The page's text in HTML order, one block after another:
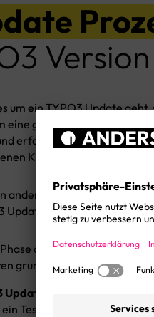
Version
um ein TYPO3 Update
eine gewisse Komplexität
erfahrenen TYPO3
Kriterien erfüllen und
anders und sehr TYPO3
des TYPO3 Updates
grundlegende Fragen für
Update Probelauf:
Um das
Test des TYPO3